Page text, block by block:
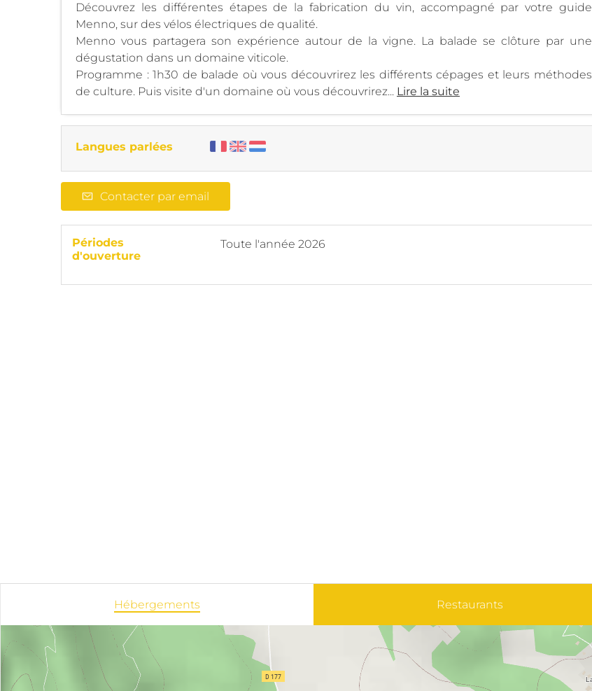
Découvrez les différentes étapes de la fabrication du vin, accompagné par votre guide
Menno, sur des vélos électriques de qualité.
Menno vous partagera son expérience autour de la vigne. La balade se clôture par une
dégustation dans un domaine viticole.
Programme : 1h30 de balade où vous découvrirez les différents cépages et leurs méthodes
de culture. Puis visite d'un domaine où vous découvrirez... Lire la suite
Langues parlées
Contacter par email
Périodes
d'ouverture
Toute l'année 2026
Hébergements Restaurants